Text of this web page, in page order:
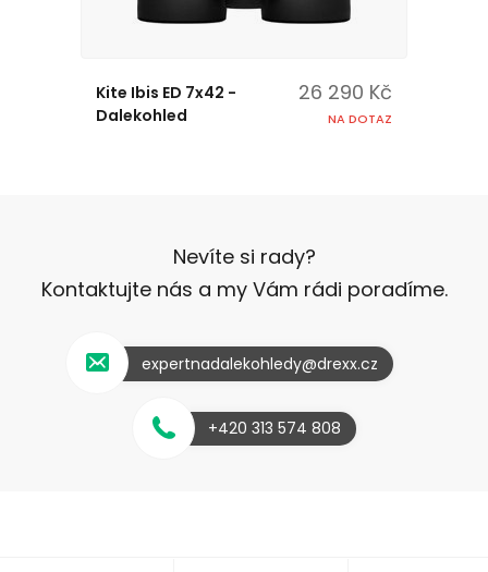
Kite Ibis ED 7x42 -
Dalekohled
26 290 Kč
NA DOTAZ
Nevíte si rady?
Kontaktujte nás a my Vám rádi poradíme.
expertnadalekohledy@drexx.cz
+420 313 574 808